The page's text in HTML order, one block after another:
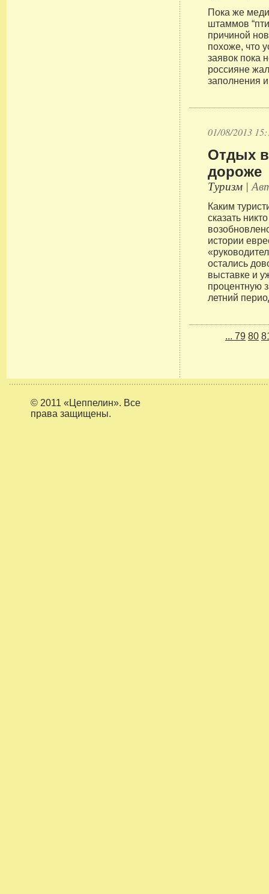
Пока же
штаммов
причиной
похоже, что
заявок пока
россияне
заполнения
01/08/2013
Отдых
дороже
Туризм |
Каким
сказать
истории
остались
выставке и
процентную
летний
... 79 80
© 2011 «Цеппелин». Все
права защищены.